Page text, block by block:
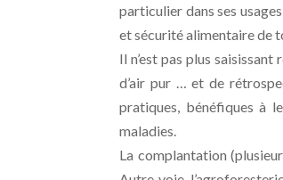
particulier dans ses
et sécurité alimentaire de
Il n’est pas plus
d’air pur … et de
pratiques, bénéfiques à
maladies.
La complantation